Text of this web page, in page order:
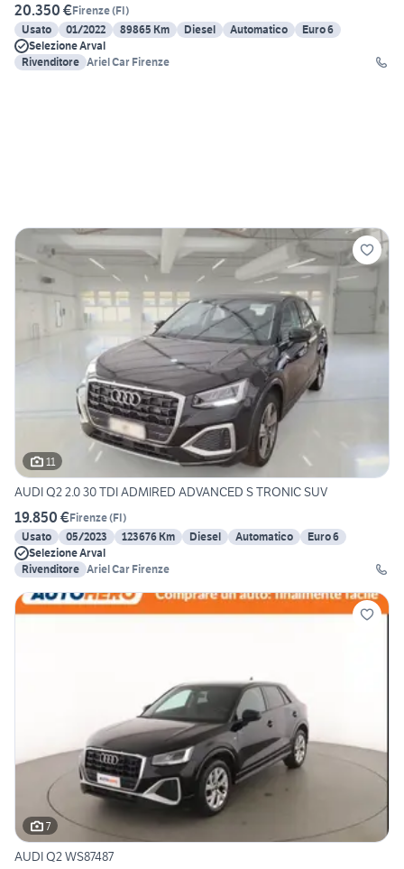
20.350 €Firenze(FI)
Usato
01/2022 89865 Km Diesel Automatico
Euro 6
Selezione Arval
Rivenditore Ariel Car Firenze
11
AUDI Q2 2.0 30 TDI ADMIRED ADVANCED S TRONIC SUV
19.850 €Firenze(FI)
Usato
05/2023 123676 Km Diesel Automatico
Euro 6
Selezione Arval
Rivenditore Ariel Car Firenze
7
AUDI Q2 WS87487